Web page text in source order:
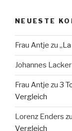
NEUESTE
Frau Antje zu
Johannes Lacker
Frau Antje zu 3
Vergleich
Lorenz Enders zu
Vergleich